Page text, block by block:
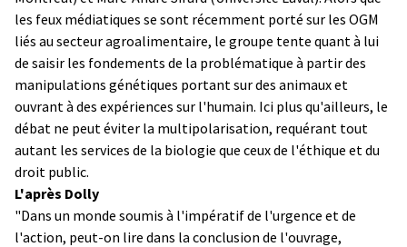
les feux médiatiques se sont récemment porté sur les OGM
liés au secteur agroalimentaire, le groupe tente quant à lui
de saisir les fondements de la problématique à partir des
manipulations génétiques portant sur des animaux et
ouvrant à des expériences sur l'humain. Ici plus qu'ailleurs, le
débat ne peut éviter la multipolarisation, requérant tout
autant les services de la biologie que ceux de l'éthique et du
droit public.
L'après Dolly
"Dans un monde soumis à l'impératif de l'urgence et de
l'action, peut-on lire dans la conclusion de l'ouvrage,